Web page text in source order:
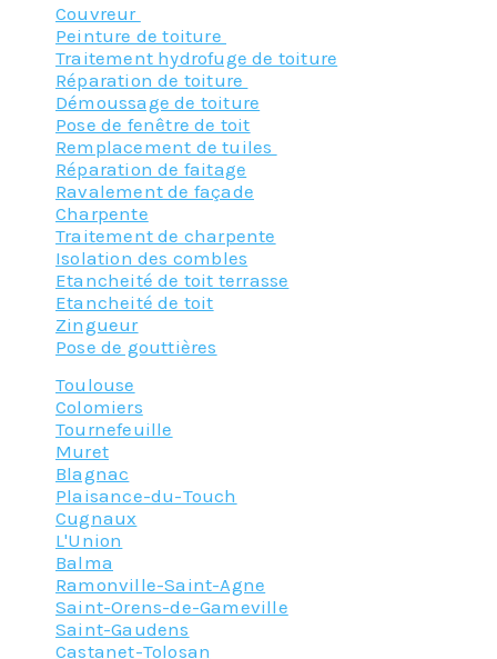
Couvreur
Peinture de toiture
Traitement hydrofuge de toiture
Réparation de toiture
Démoussage de toiture
Pose de fenêtre de toit
Remplacement de tuiles
Réparation de faitage
Ravalement de façade
Charpente
Traitement de charpente
Isolation des combles
Etancheité de toit terrasse
Etancheité de toit
Zingueur
Pose de gouttières
Toulouse
Colomiers
Tournefeuille
Muret
Blagnac
Plaisance-du-Touch
Cugnaux
L'Union
Balma
Ramonville-Saint-Agne
Saint-Orens-de-Gameville
Saint-Gaudens
Castanet-Tolosan